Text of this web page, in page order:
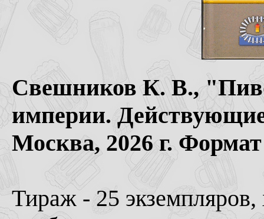
Свешников К. В.,
империи.
Москва, 2026 г.
Тираж - 25 экземпляров,